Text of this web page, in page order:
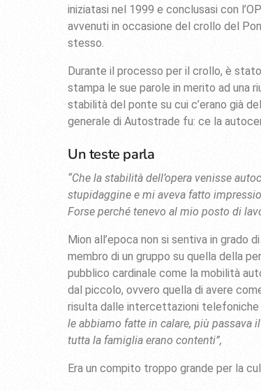
iniziatasi nel 1999 e conclusasi con
avvenuti in occasione del crollo del
stesso.
Durante il processo per il crollo, è
stampa le sue parole in merito ad una
stabilità del ponte su cui c’erano già
generale di Autostrade fu: ce la
Un teste parla
“Che la stabilità dell’opera venisse
stupidaggine e mi aveva fatto
Forse perché tenevo al mio posto di
Mion all’epoca non si sentiva in grado
membro di un gruppo su quella della
pubblico cardinale come la mobilità
dal piccolo, ovvero quella di avere
risulta dalle intercettazioni telefoniche
le abbiamo fatte in calare, più
tutta la famiglia erano contenti”,
Era un compito troppo grande per la